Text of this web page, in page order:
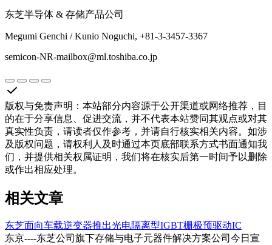
东芝半导体 & 存储产品公司
Megumi Genchi / Kunio Noguchi, +81-3-3457-3367
semicon-NR-mailbox@ml.toshiba.co.jp
版权与免责声明 ： 本站部分内容源于公开渠道或网络推荐，目
的在于分享信息、促进交流，并不代表本站赞同其观点或对其
真实性负责，请读者仅作参考，并请自行核实相关内容。如涉
及版权问题，请权利人及时通过本页底部联系方式书面通知我
们，并提供相关权属证明，我们将在核实后第一时间予以删除
或作出相应处理。
相关文章
东芝面向车载逆变器推出光电隔离型IGBT栅极预驱动IC
东京----东芝公司旗下存储与电子元器件解决方案公司今日宣